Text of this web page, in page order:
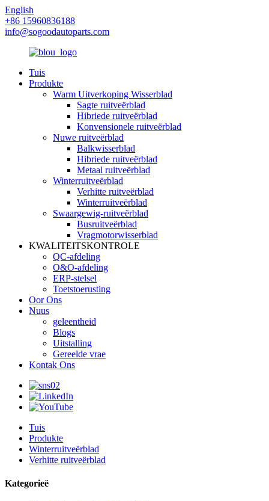
English
+86 15960836188
info@sogoodautoparts.com
Tuis
Produkte
Warm Uitverkoping Wisserblad
Sagte ruitveërblad
Hibriede ruitveërblad
Konvensionele ruitveërblad
Nuwe ruitveërblad
Balkwisserblad
Hibriede ruitveërblad
Metaal ruitveërblad
Winterruitveërblad
Verhitte ruitveërblad
Winterruitveërblad
Swaargewig-ruitveërblad
Busruitveërblad
Vragmotorwisserblad
KWALITEITSKONTROLE
QC-afdeling
O&O-afdeling
ERP-stelsel
Toetstoerusting
Oor Ons
Nuus
geleentheid
Blogs
Uitstalling
Gereelde vrae
Kontak Ons
Tuis
Produkte
Winterruitveërblad
Verhitte ruitveërblad
Kategorieë